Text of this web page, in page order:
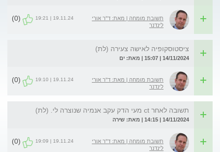
תשובת מומחה | מאת: ד"ר אורי
לינדנר
19.11.24 | 19:21
(0)
ציסטוסקופיה לאישה צעירה (לת)
14/11/2024 | 15:07 | מאת: ים
תשובת מומחה | מאת: ד"ר אורי
לינדנר
19.11.24 | 19:10
(0)
תשובה לאחר ct מעי הדק עקב אנמיה שנוצרה לי. (לת)
14/11/2024 | 14:15 | מאת: שירה
תשובת מומחה | מאת: ד"ר אורי
לינדנר
19.11.24 | 19:09
(0)